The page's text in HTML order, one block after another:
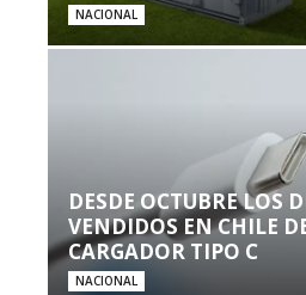
NACIONAL
DESDE OCTUBRE LOS
VENDIDOS EN CHILE
CARGADOR TIPO C
NACIONAL